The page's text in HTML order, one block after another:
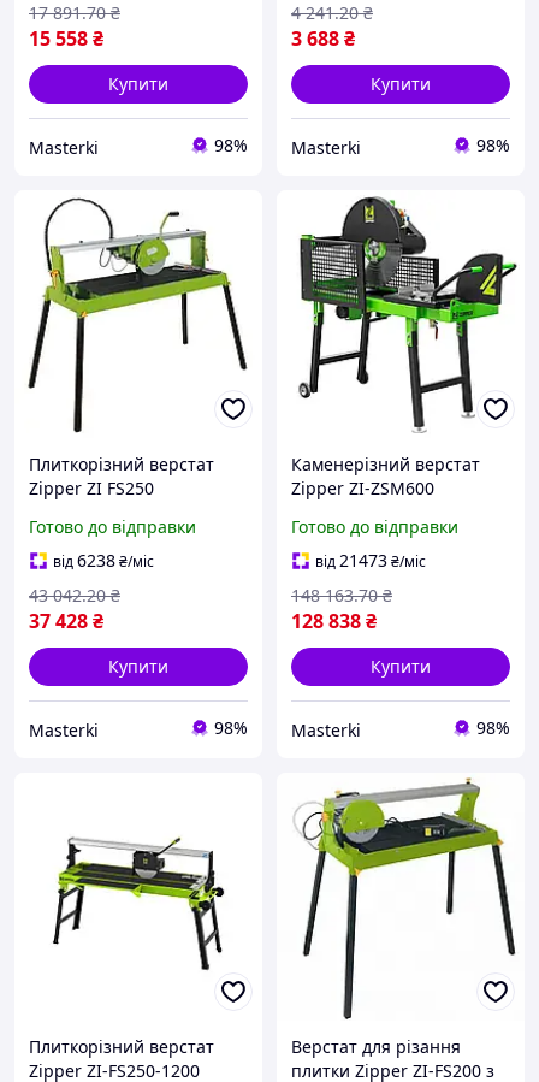
15 558₴
17 891.70 ₴
Купити
Masterki 98%
3 688₴
4 241.20 ₴
Купити
Masterki 98%
Плиткорізний верстат
Zipper ZI FS250
мм для точного різання
плитки під кутом 0 45
градусів
Готово до відправки
від6238₴/міс
37 428₴
43 042.20 ₴
Купити
Masterki 98%
Каменерізний верстат
Zipper ZI-ZSM600
для каменю плитки
бетону різання до 220 мм
Готово до відправки
від21473₴/міс
128 838₴
148 163.70 ₴
Купити
Masterki 98%
Плиткорізний верстат
Zipper ZI-FS250-1200
Верстат для різання
плитки Zipper ZI-FS200 з